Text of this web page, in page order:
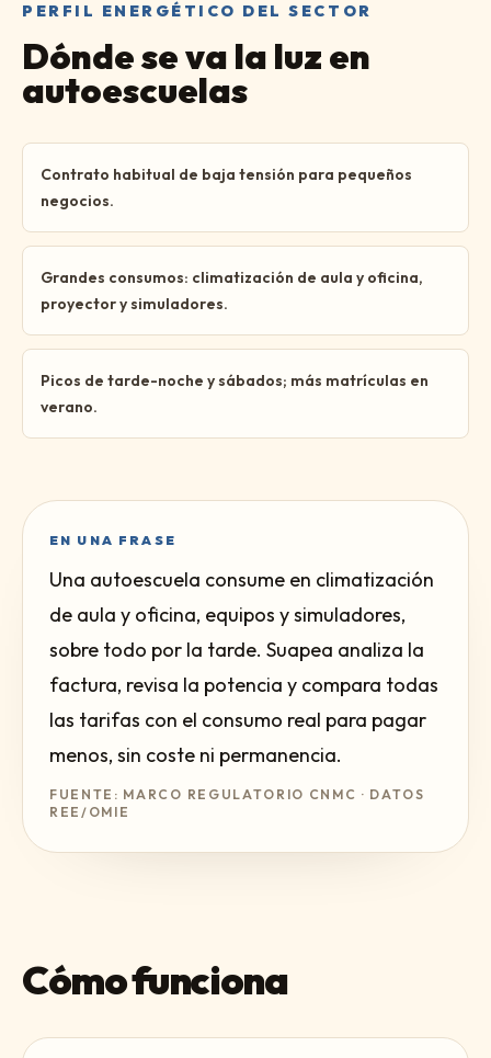
PERFIL ENERGÉTICO DEL SECTOR
Dónde se va la luz en
autoescuelas
Contrato habitual de baja tensión para pequeños
negocios.
Grandes consumos: climatización de aula y oficina,
proyector y simuladores.
Picos de tarde-noche y sábados; más matrículas en
verano.
EN UNA FRASE
Una autoescuela consume en climatización
de aula y oficina, equipos y simuladores,
sobre todo por la tarde. Suapea analiza la
factura, revisa la potencia y compara todas
las tarifas con el consumo real para pagar
menos, sin coste ni permanencia.
FUENTE: MARCO REGULATORIO CNMC · DATOS
REE/OMIE
Cómo funciona